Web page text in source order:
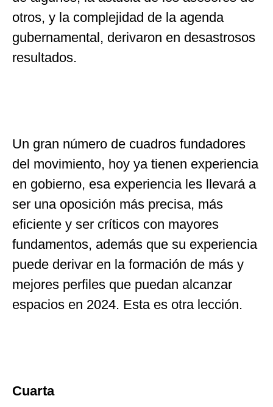
otros, y la complejidad de la agenda
gubernamental, derivaron en desastrosos
resultados.
Un gran número de cuadros fundadores
del movimiento, hoy ya tienen experiencia
en gobierno, esa experiencia les llevará a
ser una oposición más precisa, más
eficiente y ser críticos con mayores
fundamentos, además que su experiencia
puede derivar en la formación de más y
mejores perfiles que puedan alcanzar
espacios en 2024. Esta es otra lección.
Cuarta